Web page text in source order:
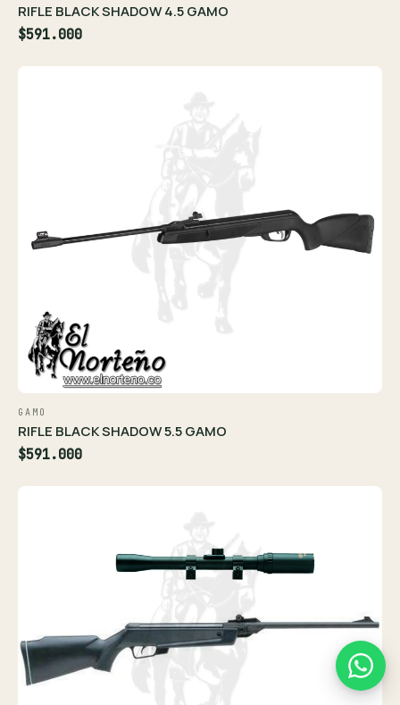
RIFLE BLACK SHADOW 4.5 GAMO
$591.000
GAMO
RIFLE BLACK SHADOW 5.5 GAMO
$591.000